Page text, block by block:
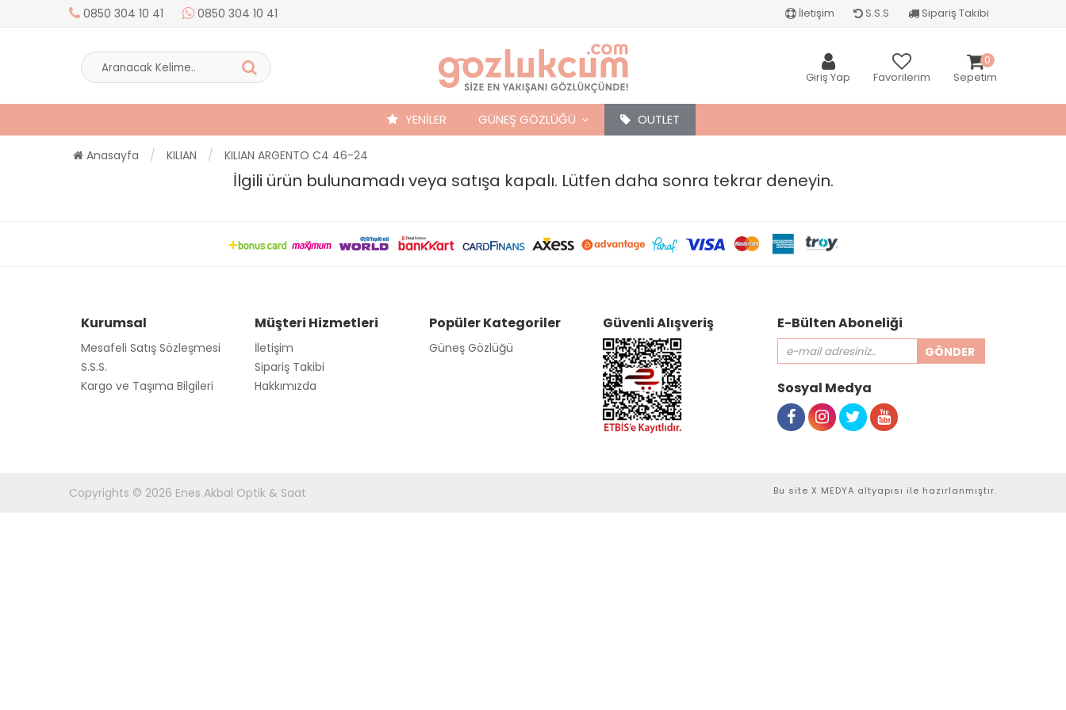
0850 304 10 41 0850 304 10 41 İletişim S.S.S Sipariş Takibi
Giriş Yap Favorilerim Sepetim
0
YENİLER GÜNEŞ GÖZLÜĞÜ OUTLET
Anasayfa KILIAN KILIAN ARGENTO C4 46-24
İlgili ürün bulunamadı veya satışa kapalı. Lütfen daha sonra tekrar deneyin.
Kurumsal
Mesafeli Satış Sözleşmesi
S.S.S.
Kargo ve Taşıma Bilgileri
Müşteri Hizmetleri
İletişim
Sipariş Takibi
Hakkımızda
Popüler Kategoriler
Güneş Gözlüğü
Güvenli Alışveriş E-Bülten Aboneliği
Sosyal Medya
Copyrights © 2026 Enes Akbal Optik & Saat Bu site X MEDYA altyapısı ile hazırlanmıştır.